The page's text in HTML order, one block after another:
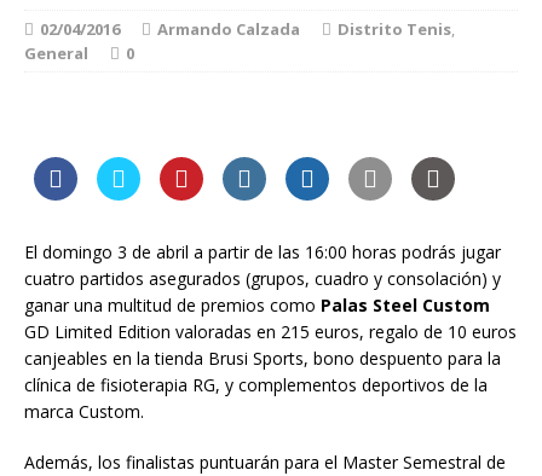
02/04/2016 Armando Calzada Distrito Tenis,
General
0
El domingo 3 de abril a partir de las 16:00 horas podrás jugar
cuatro partidos asegurados (grupos, cuadro y consolación) y
ganar una multitud de premios como Palas Steel Custom
GD Limited Edition valoradas en 215 euros, regalo de 10 euros
canjeables en la tienda Brusi Sports, bono despuento para la
clínica de fisioterapia RG, y complementos deportivos de la
marca Custom.
Además, los finalistas puntuarán para el Master Semestral de